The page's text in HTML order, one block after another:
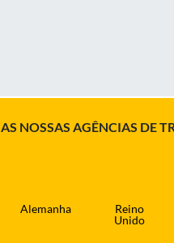
AS NOSSAS AGÊNCIAS DE
Alemanha
Reino
Unido